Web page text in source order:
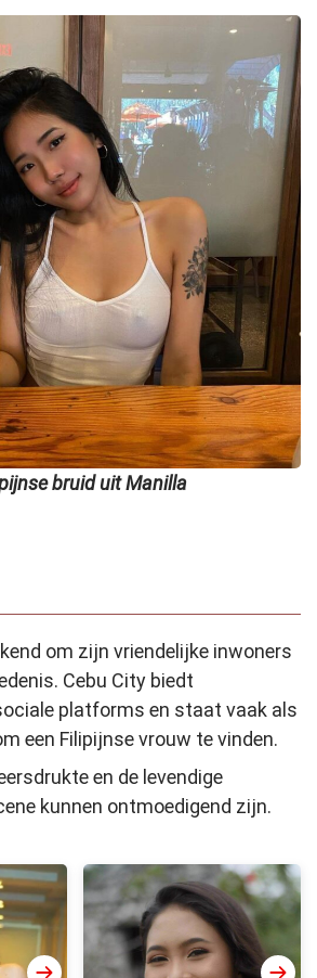
bruid uit Manilla
om zijn vriendelijke inwoners
Cebu City biedt
platforms en staat vaak als
een Filipijnse vrouw te vinden.
en de levendige
kunnen ontmoedigend zijn.